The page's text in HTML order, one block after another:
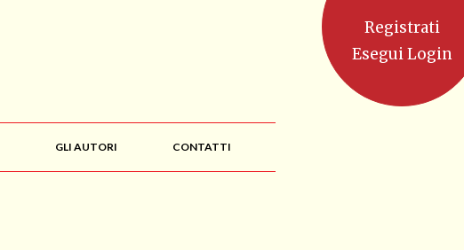
GLI AUTORI CONTATTI
Registrati
Esegui Login